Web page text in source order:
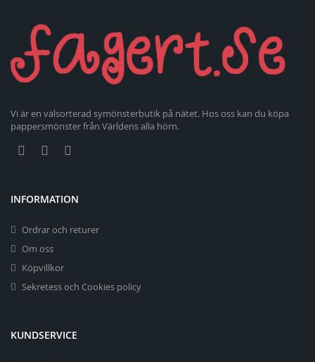
Vi är en välsorterad symönsterbutik på nätet. Hos oss kan du köpa
pappersmönster från Världens alla hörn.
INFORMATION
Ordrar och returer
Om oss
Köpvillkor
Sekretess och Cookies policy
KUNDSERVICE